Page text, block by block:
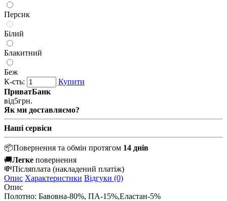
Персик
Білий
Блакитний
Беж
К-сть:
Купити
ПриватБанк
від5грн.
Як ми доставляємо?
Наші сервіси
📦Повернення та обмін протягом 14 днів
🚚Легке повернення
💸Післяплата (накладений платіж)
Опис Характеристики Відгуки (0)
Опис
Полотно: Бавовна-80%, ПА-15%,Еластан-5%